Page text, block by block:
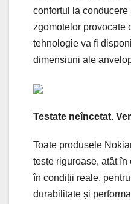
confortul la conducere
zgomotelor provocate
tehnologie va fi
dimensiuni ale
Testate neîncetat.
Toate produsele
teste riguroase, atât
în condiții reale,
durabilitate și